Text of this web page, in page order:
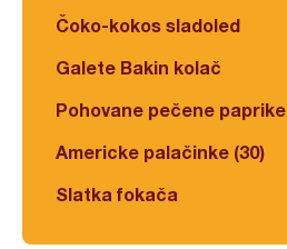
Čoko-kokos sladoled
Galete Bakin kolač
Pohovane pečene paprike
Americke palačinke (30)
Slatka fokača